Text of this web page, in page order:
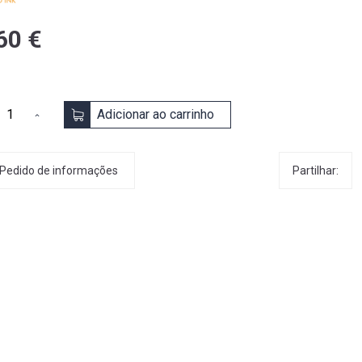
€
Adicionar ao carrinho
de informações Partilhar: